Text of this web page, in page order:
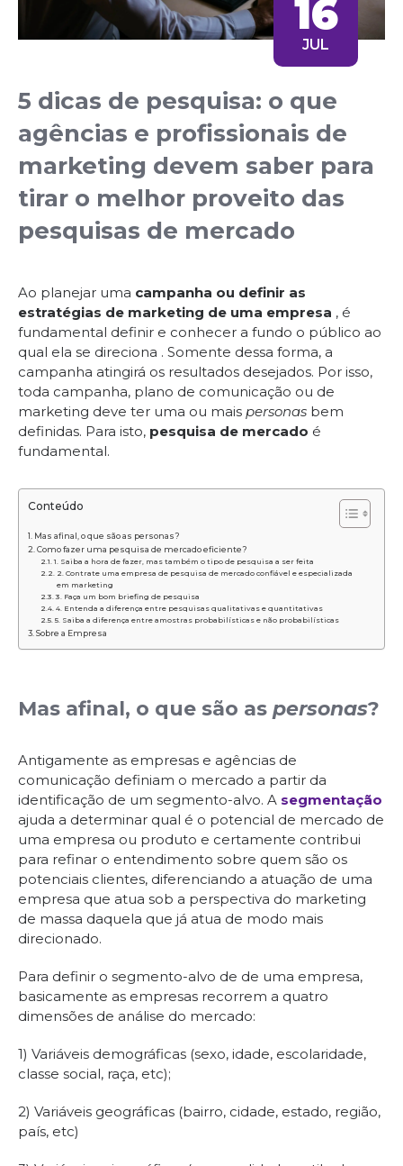
16
JUL
5 dicas de pesquisa: o que
agências e profissionais de
marketing devem saber para
tirar o melhor proveito das
pesquisas de mercado
Ao planejar uma campanha ou definir as
estratégias de marketing de uma empresa , é
fundamental definir e conhecer a fundo o público ao
qual ela se direciona . Somente dessa forma, a
campanha atingirá os resultados desejados. Por isso,
toda campanha, plano de comunicação ou de
marketing deve ter uma ou mais personas bem
definidas. Para isto, pesquisa de mercado é
fundamental.
Conteúdo
Mas afinal, o que são as personas?
Como fazer uma pesquisa de mercado eficiente?
1. Saiba a hora de fazer, mas também o tipo de pesquisa a ser feita
2. Contrate uma empresa de pesquisa de mercado confiável e especializada
em marketing
3. Faça um bom briefing de pesquisa
4. Entenda a diferença entre pesquisas qualitativas e quantitativas
5. Saiba a diferença entre amostras probabilísticas e não probabilísticas
Sobre a Empresa
Mas afinal, o que são as personas?
Antigamente as empresas e agências de
comunicação definiam o mercado a partir da
identificação de um segmento-alvo. A segmentação
ajuda a determinar qual é o potencial de mercado de
uma empresa ou produto e certamente contribui
para refinar o entendimento sobre quem são os
potenciais clientes, diferenciando a atuação de uma
empresa que atua sob a perspectiva do marketing
de massa daquela que já atua de modo mais
direcionado.
Para definir o segmento-alvo de de uma empresa,
basicamente as empresas recorrem a quatro
dimensões de análise do mercado:
1) Variáveis demográficas (sexo, idade, escolaridade,
classe social, raça, etc);
2) Variáveis geográficas (bairro, cidade, estado, região,
país, etc)